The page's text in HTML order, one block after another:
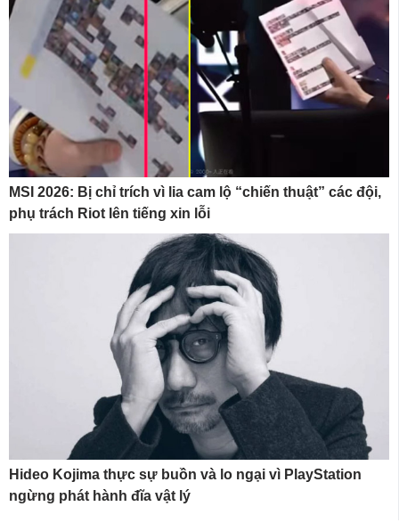
MSI 2026: Bị chỉ trích vì lia cam lộ “chiến thuật” các đội,
phụ trách Riot lên tiếng xin lỗi
Hideo Kojima thực sự buồn và lo ngại vì PlayStation
ngừng phát hành đĩa vật lý